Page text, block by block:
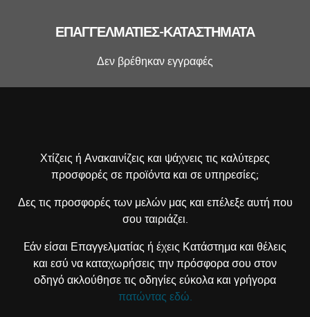
ΕΠΑΓΓΕΛΜΑΤΊΕΣ-ΚΑΤΑΣΤΉΜΑΤΑ
Δεν βρέθηκαν εγγραφές
Χτίζεις ή Ανακαινίζεις και ψάχνεις τις καλύτερες
προσφορές σε προϊόντα και σε υπηρεσίες;
Δες τις προσφορές των μελών μας και επέλεξε αυτή που
σου ταιριάζει.
Eάν είσαι Επαγγελματίας ή έχεις Κατάστημα και θέλεις
και εσύ να καταχωρήσεις την πρόσφορα σου στον
οδηγό ακλούθησε τις οδηγίες εύκολα και γρήγορα
πατώντας εδώ.
Prev